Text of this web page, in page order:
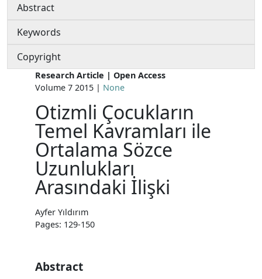
Abstract
Keywords
Copyright
Research Article | Open Access
Volume 7 2015 | None
Otizmli Çocukların
Temel Kavramları ile
Ortalama Sözce
Uzunlukları
Arasındaki İlişki
Ayfer Yıldırım
Pages: 129-150
Abstract